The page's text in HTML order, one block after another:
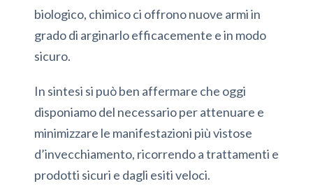
biologico, chimico ci offrono nuove armi in
grado di arginarlo efficacemente e in modo
sicuro.
In sintesi si può ben affermare che oggi
disponiamo del necessario per attenuare e
minimizzare le manifestazioni più vistose
d’invecchiamento, ricorrendo a trattamenti e
prodotti sicuri e dagli esiti veloci.